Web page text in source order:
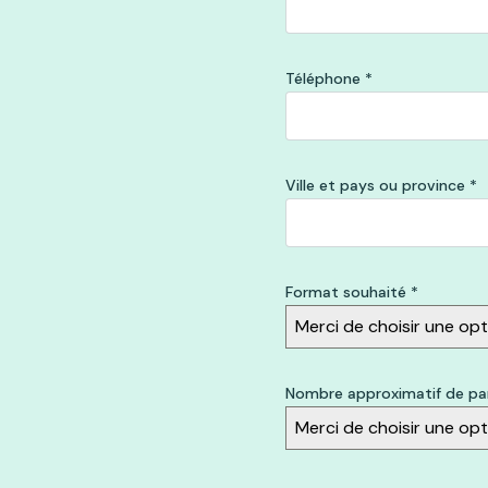
Téléphone *
Ville et pays ou province *
Format souhaité *
Merci de choisir une
Nombre approximatif de
Merci de choisir une